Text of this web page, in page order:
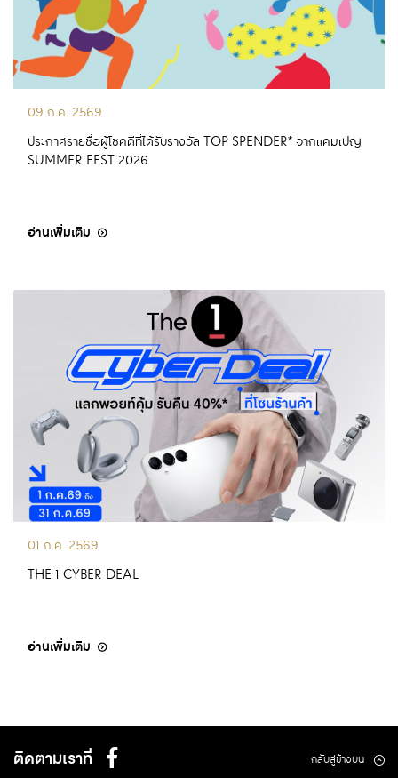
09 ก.ค. 2569
ประกาศรายชื่อผู้โชคดีที่ได้รับรางวัล TOP SPENDER* จากแคมเปญ
SUMMER FEST 2026
อ่านเพิ่มเติม
01 ก.ค. 2569
THE 1 CYBER DEAL
อ่านเพิ่มเติม
ติดตามเราที่ กลับสู่ข้างบน